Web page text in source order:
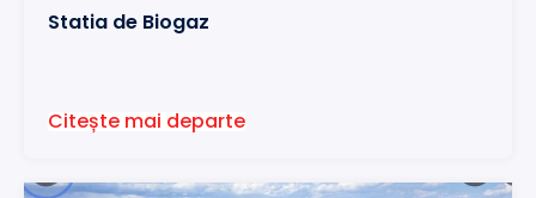
Statia de Biogaz
Citește mai departe